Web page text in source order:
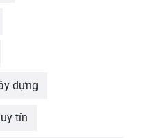
dựng
tín